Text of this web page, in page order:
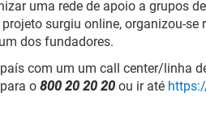
uma rede de apoio a grupos
projeto surgiu online, organizou-se
dos fundadores.
com um um call center/linha
o 800 20 20 20 ou ir até